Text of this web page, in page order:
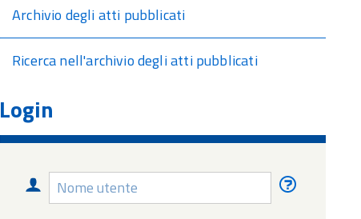
Archivio degli atti pubblicati
Ricerca nell'archivio degli atti pubblicati
Login
Nome
utente
Nome
utente